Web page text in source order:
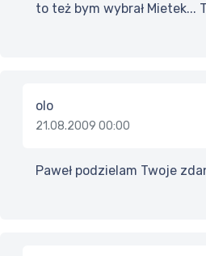
to też bym wybrał Mietek...
olo
21.08.2009 00:00
Paweł podzielam Twoje